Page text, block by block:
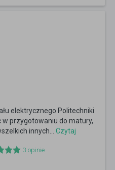
elektrycznego Politechniki
w przygotowaniu do matury,
innych... Czytaj
3 opinie